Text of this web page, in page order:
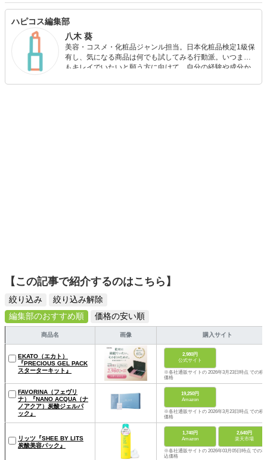
ハピコス編集部
八木 葵
美容・コスメ・化粧品ジャンル担当。日本化粧品検定1級保
有し、気になる商品は何でも試してみる行動派。いつまで
もキレイでいたいと願う方に向けて、自分の経験や成分か
【この記事で紹介するのはこちら】
絞り込み
絞り込み解除
編集部のおすすめ順
価格の安い順
商品名 画像 購入サイト
EKATO（エカト）
『PRECIOUS GEL PACK
スターターキット』
2,980円
公式サイト
※各社通販サイトの 2026年3月23日時点 での税
価格
FAVORINA（フェヴリ
ナ）『NANO ACQUA（ナ
ノアクア）炭酸ジェルパ
ック』
19,250円
Amazon
※各社通販サイトの 2026年3月23日時点 での税
価格
リッツ『SHEE BY LITS
炭酸美容パック』
1,740円
Amazon
2,640円
楽天市場
※各社通販サイトの 2026年03月05日時点 での税
込価格